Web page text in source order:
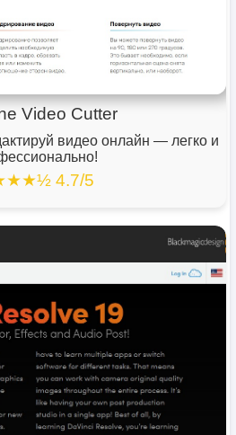
Video Cutter
видео онлайн — легко и
4.7/5